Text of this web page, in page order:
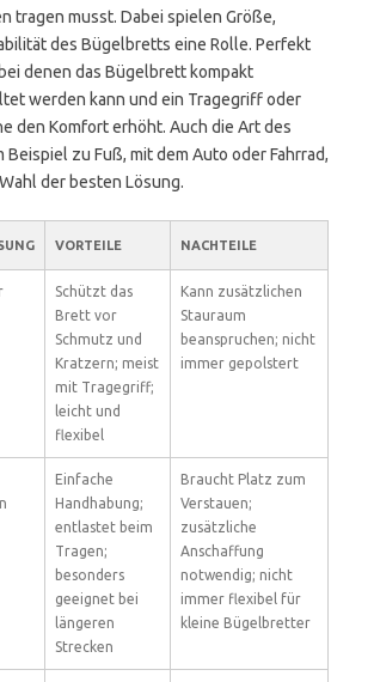
tragen musst. Dabei spielen Größe,
des Bügelbretts eine Rolle. Perfekt
denen das Bügelbrett kompakt
werden kann und ein Tragegriff oder
den Komfort erhöht. Auch die Art des
Beispiel zu Fuß, mit dem Auto oder Fahrrad,
der besten Lösung.
VORTEILE NACHTEILE
Schützt das
Brett vor
Schmutz und
Kratzern; meist
mit Tragegriff;
leicht und
flexibel
Kann zusätzlichen
Stauraum
beanspruchen; nicht
immer gepolstert
Einfache
Handhabung;
entlastet beim
Tragen;
besonders
geeignet bei
längeren
Strecken
Braucht Platz zum
Verstauen;
zusätzliche
Anschaffung
notwendig; nicht
immer flexibel für
kleine Bügelbretter